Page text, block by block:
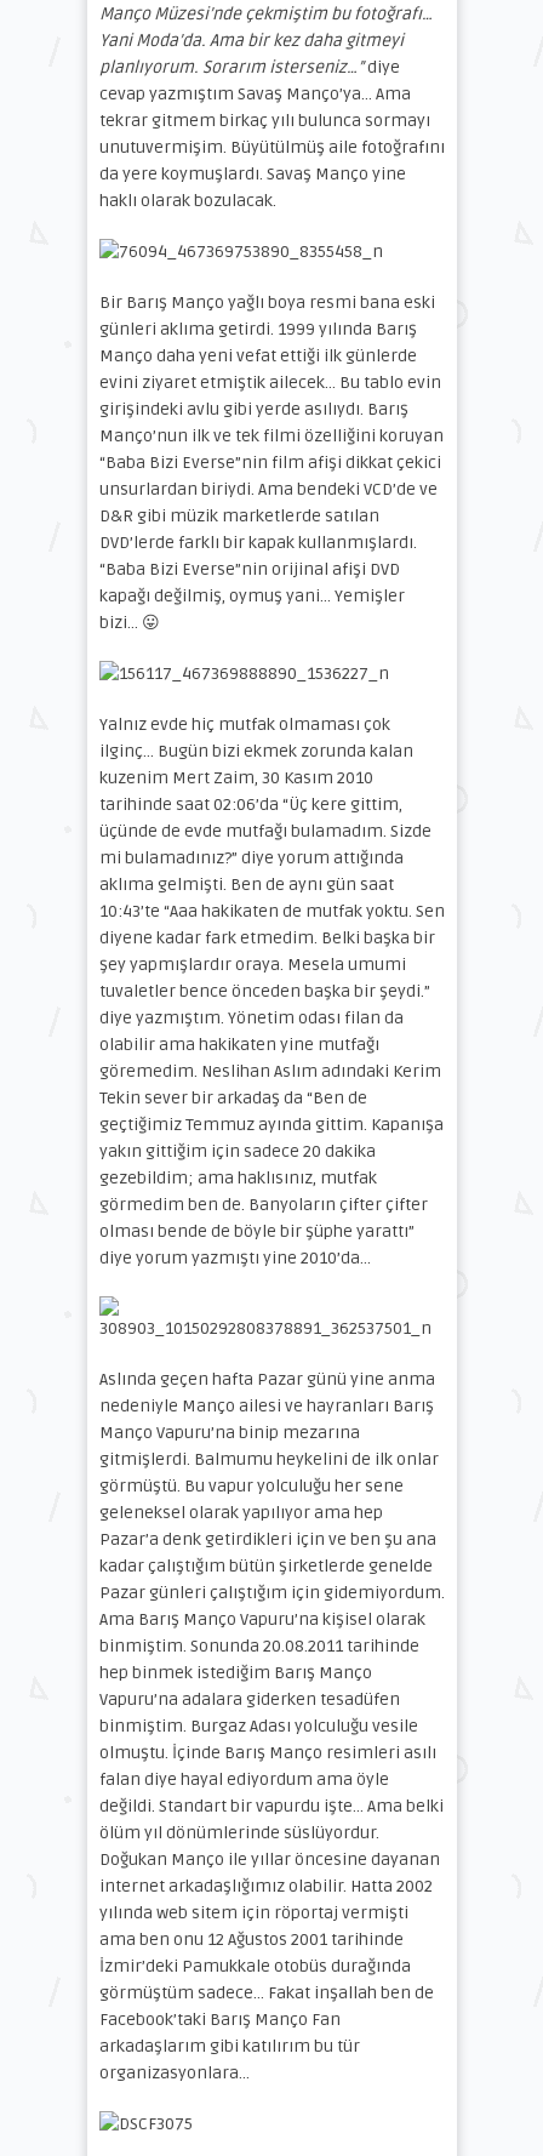
Manço Müzesi’nde çekmiştim bu fotoğrafı…
Yani Moda’da. Ama bir kez daha gitmeyi
planlıyorum. Sorarım isterseniz…”diye
cevap yazmıştım Savaş Manço’ya… Ama
tekrar gitmem birkaç yılı bulunca sormayı
unutuvermişim. Büyütülmüş aile fotoğrafını
da yere koymuşlardı. Savaş Manço yine
haklı olarak bozulacak.
Bir Barış Manço yağlı boya resmi bana eski
günleri aklıma getirdi. 1999 yılında Barış
Manço daha yeni vefat ettiği ilk günlerde
evini ziyaret etmiştik ailecek… Bu tablo evin
girişindeki avlu gibi yerde asılıydı. Barış
Manço’nun ilk ve tek filmi özelliğini koruyan
“Baba Bizi Everse”nin film afişi dikkat çekici
unsurlardan biriydi. Ama bendeki VCD’de ve
D&R gibi müzik marketlerde satılan
DVD’lerde farklı bir kapak kullanmışlardı.
“Baba Bizi Everse”nin orijinal afişi DVD
kapağı değilmiş, oymuş yani… Yemişler
bizi… 😛
Yalnız evde hiç mutfak olmaması çok
ilginç… Bugün bizi ekmek zorunda kalan
kuzenim Mert Zaim, 30 Kasım 2010
tarihinde saat 02:06’da “Üç kere gittim,
üçünde de evde mutfağı bulamadım. Sizde
mi bulamadınız?” diye yorum attığında
aklıma gelmişti. Ben de aynı gün saat
10:43’te “Aaa hakikaten de mutfak yoktu. Sen
diyene kadar fark etmedim. Belki başka bir
şey yapmışlardır oraya. Mesela umumi
tuvaletler bence önceden başka bir şeydi.”
diye yazmıştım. Yönetim odası filan da
olabilir ama hakikaten yine mutfağı
göremedim. Neslihan Aslım adındaki Kerim
Tekin sever bir arkadaş da “Ben de
geçtiğimiz Temmuz ayında gittim. Kapanışa
yakın gittiğim için sadece 20 dakika
gezebildim; ama haklısınız, mutfak
görmedim ben de. Banyoların çifter çifter
olması bende de böyle bir şüphe yarattı”
diye yorum yazmıştı yine 2010’da…
Aslında geçen hafta Pazar günü yine anma
nedeniyle Manço ailesi ve hayranları Barış
Manço Vapuru’na binip mezarına
gitmişlerdi. Balmumu heykelini de ilk onlar
görmüştü. Bu vapur yolculuğu her sene
geleneksel olarak yapılıyor ama hep
Pazar’a denk getirdikleri için ve ben şu ana
kadar çalıştığım bütün şirketlerde genelde
Pazar günleri çalıştığım için gidemiyordum.
Ama Barış Manço Vapuru’na kişisel olarak
binmiştim. Sonunda 20.08.2011 tarihinde
hep binmek istediğim Barış Manço
Vapuru’na adalara giderken tesadüfen
binmiştim. Burgaz Adası yolculuğu vesile
olmuştu. İçinde Barış Manço resimleri asılı
falan diye hayal ediyordum ama öyle
değildi. Standart bir vapurdu işte… Ama belki
ölüm yıl dönümlerinde süslüyordur.
Doğukan Manço ile yıllar öncesine dayanan
internet arkadaşlığımız olabilir. Hatta 2002
yılında web sitem için röportaj vermişti
ama ben onu 12 Ağustos 2001 tarihinde
İzmir’deki Pamukkale otobüs durağında
görmüştüm sadece… Fakat inşallah ben de
Facebook’taki Barış Manço Fan
arkadaşlarım gibi katılırım bu tür
organizasyonlara…